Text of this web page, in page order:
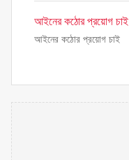
আইনের কঠোর প্রয়োগ চাই
আইনের কঠোর প্রয়োগ চাই